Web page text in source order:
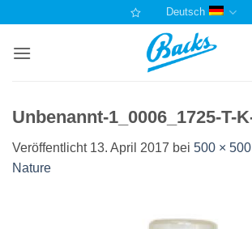
springen
Deutsch
Unbenannt-1_0006_1725-T-
Veröffentlicht 13. April 2017 bei 500 × 500
Nature